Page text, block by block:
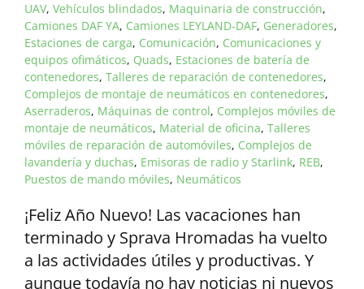
UAV, Vehículos blindados, Maquinaria de construcción,
Camiones DAF YA, Camiones LEYLAND-DAF, Generadores,
Estaciones de carga, Comunicación, Comunicaciones y
equipos ofimáticos, Quads, Estaciones de batería de
contenedores, Talleres de reparación de contenedores,
Complejos de montaje de neumáticos en contenedores,
Aserraderos, Máquinas de control, Complejos móviles de
montaje de neumáticos, Material de oficina, Talleres
móviles de reparación de automóviles, Complejos de
lavandería y duchas, Emisoras de radio y Starlink, REB,
Puestos de mando móviles, Neumáticos
¡Feliz Año Nuevo! Las vacaciones han
terminado y Sprava Hromadas ha vuelto
a las actividades útiles y productivas. Y
aunque todavía no hay noticias ni nuevos